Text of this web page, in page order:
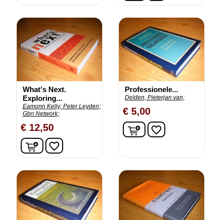
What's Next.
Exploring...
Eamonn Kelly; Peter Leyden;
Gbn Network;
€ 12,50
In winkelwagen
favorite_border
Professionele...
Delden, Pieterjan van;
€ 5,00
In winkelwagen
favorite_border